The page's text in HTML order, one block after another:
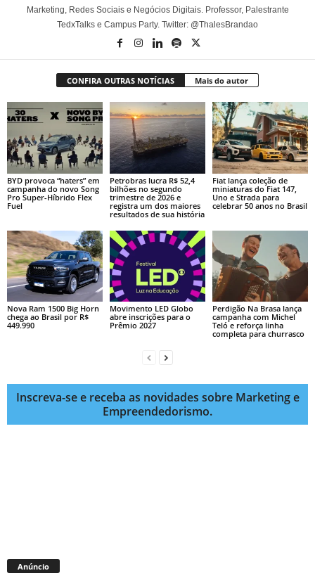
Marketing, Redes Sociais e Negócios Digitais. Professor, Palestrante
TedxTalks e Campus Party. Twitter: @ThalesBrandao
CONFIRA OUTRAS NOTÍCIAS Mais do autor
BYD provoca “haters” em
campanha do novo Song
Pro Super-Híbrido Flex
Fuel
Petrobras lucra R$ 52,4
bilhões no segundo
trimestre de 2026 e
registra um dos maiores
resultados de sua história
Fiat lança coleção de
miniaturas do Fiat 147,
Uno e Strada para
celebrar 50 anos no Brasil
Nova Ram 1500 Big Horn
chega ao Brasil por R$
449.990
Movimento LED Globo
abre inscrições para o
Prêmio 2027
Perdigão Na Brasa lança
campanha com Michel
Teló e reforça linha
completa para churrasco
Inscreva-se e receba as novidades sobre Marketing e
Empreendedorismo.
Anúncio